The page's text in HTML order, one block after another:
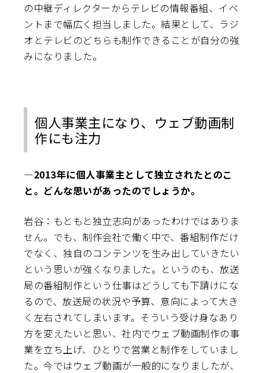
の中継ディレクターからテレビの情報番組、イベ
ントまで幅広く担当しました。結果として、ラジ
オとテレビのどちらも制作できることが自分の強
みになりました。
個人事業主になり、ウェブ動画制
作にも注力
―2013年に個人事業主として独立されたとのこ
と。どんな思いがあったのでしょうか。
岩谷：もともと独立志向があったわけではありま
せん。でも、制作会社で働く中で、番組制作だけ
でなく、独自のコンテンツを生み出していきたい
という思いが強くなりました。というのも、放送
局の番組制作という仕事はどうしても下請けにな
るので、放送局の状況や予算、意向によって大き
く左右されてしまいます。そういう受け身なあり
方を変えたいと思い、社内でウェブ動画制作の事
業を立ち上げ、ひとりで営業と制作をしていまし
た。今ではウェブ動画が一般的になりましたが、